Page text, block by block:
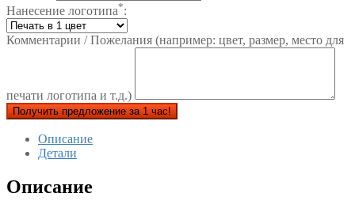
Нанесение логотипа*:
Комментарии / Пожелания (например: цвет, размер, место для
печати логотипа и т.д.)
Получить предложение за 1 час!
Описание
Детали
Описание